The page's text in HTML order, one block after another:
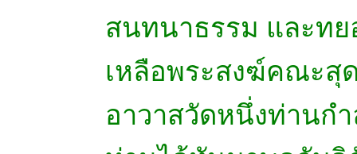
สนทนาธรรม และท
เหลือพระสงฆ์คณะสุ
อาวาสวัดหนึ่งท่านก